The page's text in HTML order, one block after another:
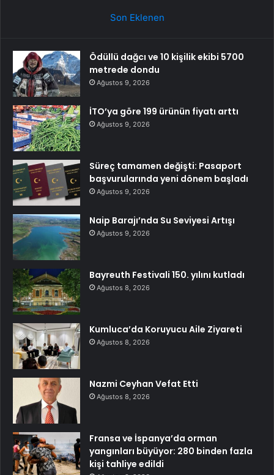
Son Eklenen
Ödüllü dağcı ve 10 kişilik ekibi 5700
metrede dondu
Ağustos 9, 2026
İTO’ya göre 199 ürünün fiyatı arttı
Ağustos 9, 2026
Süreç tamamen değişti: Pasaport
başvurularında yeni dönem başladı
Ağustos 9, 2026
Naip Barajı’nda Su Seviyesi Artışı
Ağustos 9, 2026
Bayreuth Festivali 150. yılını kutladı
Ağustos 8, 2026
Kumluca’da Koruyucu Aile Ziyareti
Ağustos 8, 2026
Nazmi Ceyhan Vefat Etti
Ağustos 8, 2026
Fransa ve İspanya’da orman
yangınları büyüyor: 280 binden fazla
kişi tahliye edildi